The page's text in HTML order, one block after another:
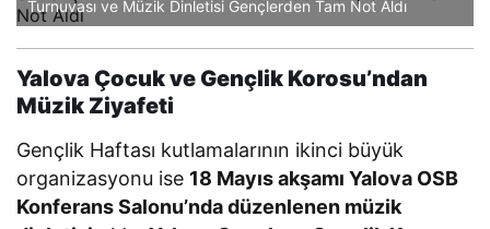
Turnuvası ve Müzik Dinletisi Gençlerden Tam Not Aldı
Yalova Çocuk ve Gençlik Korosu’ndan
Müzik Ziyafeti
Gençlik Haftası kutlamalarının ikinci büyük
organizasyonu ise 18 Mayıs akşamı Yalova OSB
Konferans Salonu’nda düzenlenen müzik